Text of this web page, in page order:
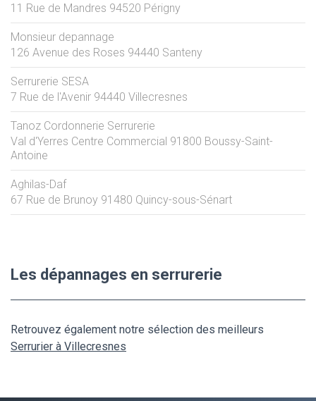
11 Rue de Mandres 94520 Périgny
Monsieur depannage
126 Avenue des Roses 94440 Santeny
Serrurerie SESA
7 Rue de l'Avenir 94440 Villecresnes
Tanoz Cordonnerie Serrurerie
Val d'Yerres Centre Commercial 91800 Boussy-Saint-
Antoine
Aghilas-Daf
67 Rue de Brunoy 91480 Quincy-sous-Sénart
Les dépannages en serrurerie
Retrouvez également notre sélection des meilleurs
Serrurier à Villecresnes